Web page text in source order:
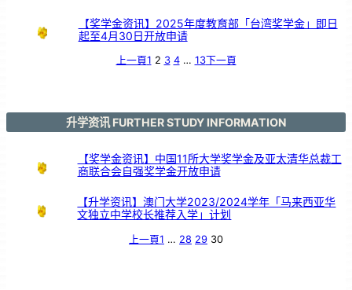
【奖学金资讯】2025年度教育部「台湾奖学金」即日
起至4月30日开放申请
上一頁1 2 3 4 … 13下一頁
升学资讯 FURTHER STUDY INFORMATION
【奖学金资讯】中国11所大学奖学金及亚太清华总裁工
商联合会自强奖学金开放申请
【升学资讯】澳门大学2023/2024学年「马来西亚华
文独立中学校长推荐入学」计划
上一頁1 … 28 29 30